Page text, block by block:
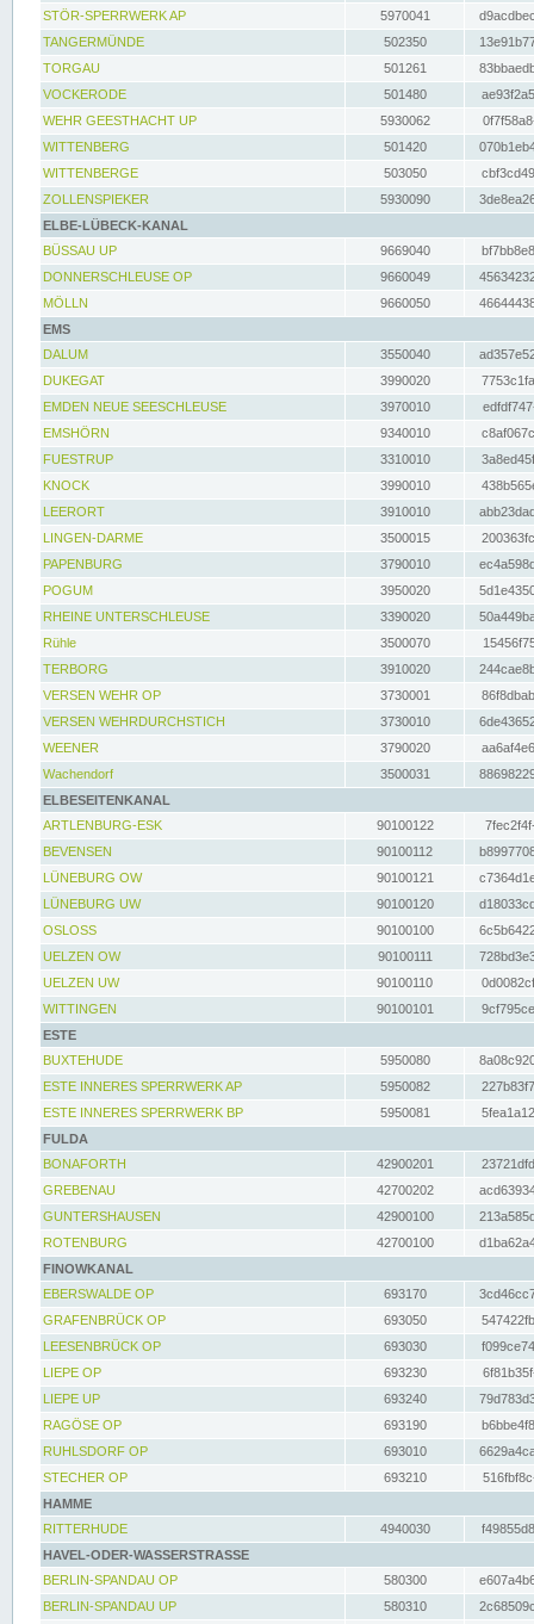
STÖR-SPERRWERK AP 5970041
TANGERMÜNDE
502350
TORGAU
501261
VOCKERODE
501480
WEHR GEESTHACHT UP
5930062
WITTENBERG
501420
WITTENBERGE
503050
ZOLLENSPIEKER
5930090
ELBE-LÜBECK-KANAL
BÜSSAU UP
9669040
DONNERSCHLEUSE OP
9660049
MÖLLN
9660050
EMS
DALUM
3550040
DUKEGAT
3990020
EMDEN NEUE SEESCHLEUSE
3970010
EMSHÖRN
9340010
FUESTRUP
3310010
KNOCK
3990010
LEERORT
3910010
LINGEN-DARME
3500015
PAPENBURG
3790010
POGUM
3950020
RHEINE UNTERSCHLEUSE
3390020
Rühle
3500070
TERBORG
3910020
VERSEN WEHR OP
3730001
VERSEN WEHRDURCHSTICH
3730010
WEENER
3790020
Wachendorf
3500031
ELBESEITENKANAL
ARTLENBURG-ESK
90100122
BEVENSEN
90100112
LÜNEBURG OW
90100121
LÜNEBURG UW
90100120
OSLOSS
90100100
UELZEN OW
90100111
UELZEN UW
90100110
WITTINGEN
90100101
ESTE
BUXTEHUDE
5950080
ESTE INNERES SPERRWERK AP
5950082
ESTE INNERES SPERRWERK BP
5950081
FULDA
BONAFORTH
42900201
GREBENAU
42700202
GUNTERSHAUSEN
42900100
ROTENBURG
42700100
FINOWKANAL
EBERSWALDE OP
693170
GRAFENBRÜCK OP
693050
LEESENBRÜCK OP
693030
LIEPE OP
693230
LIEPE UP
693240
RAGÖSE OP
693190
RUHLSDORF OP
693010
STECHER OP
693210
HAMME
RITTERHUDE
4940030
HAVEL-ODER-WASSERSTRASSE
BERLIN-SPANDAU OP
580300
BERLIN-SPANDAU UP
580310